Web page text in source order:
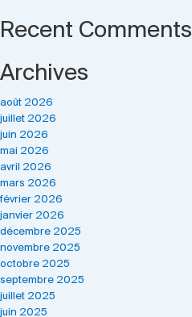
Recent Comments
Archives
août 2026
juillet 2026
juin 2026
mai 2026
avril 2026
mars 2026
février 2026
janvier 2026
décembre 2025
novembre 2025
octobre 2025
septembre 2025
juillet 2025
juin 2025